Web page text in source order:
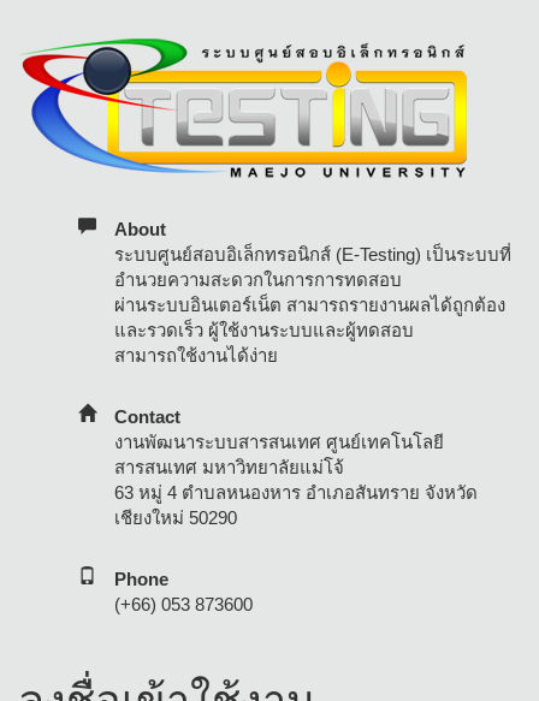
About
ระบบศูนย์สอบอิเล็กทรอนิกส์ (E-Testing) เป็นระบบที่
อำนวยความสะดวกในการการทดสอบ
ผ่านระบบอินเตอร์เน็ต สามารถรายงานผลได้ถูกต้อง
และรวดเร็ว ผู้ใช้งานระบบและผู้ทดสอบ
สามารถใช้งานได้ง่าย
Contact
งานพัฒนาระบบสารสนเทศ ศูนย์เทคโนโลยี
สารสนเทศ มหาวิทยาลัยแม่โจ้
63 หมู่ 4 ตำบลหนองหาร อำเภอสันทราย จังหวัด
เชียงใหม่ 50290
Phone
(+66) 053 873600